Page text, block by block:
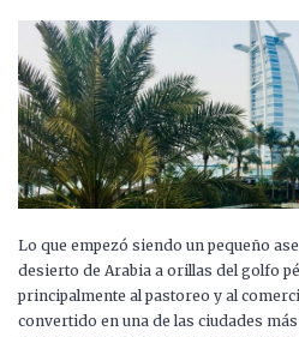
Lo que empezó siendo un pequeño
desierto de Arabia a orillas del golfo
principalmente al pastoreo y al
convertido en una de las ciudades